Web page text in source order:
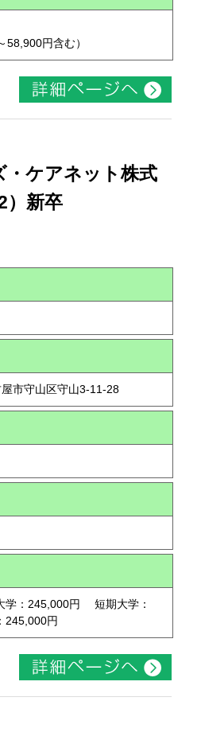
58,900円含む）
・ケアネット株式
）新卒
市守山区守山3-11-28
：245,000円 短期大学：
円